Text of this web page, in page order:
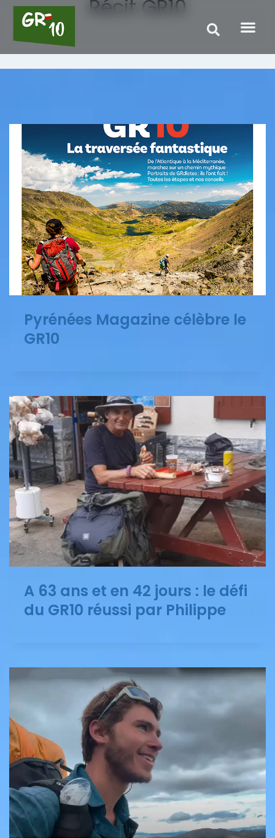
Récit GR10
Pyrénées Magazine célèbre le
GR10
A 63 ans et en 42 jours : le défi
du GR10 réussi par Philippe